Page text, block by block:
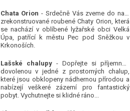
Chata Orion - Srdečně Vás zveme do naší
zrekonstruované roubené Chaty Orion, která
se nachází v oblíbené lyžařské obci Velká
Úpa, patřící k městu Pec pod Sněžkou v
Krkonoších.
Lašské chalupy- Dopřejte si příjemnou
dovolenou v jedné z prostorných chalup,
které jsou obklopeny nádhernou přírodou a
nabízejí veškeré zázemí pro fantastický
pobyt. Vychutnejte si klidné ráno...